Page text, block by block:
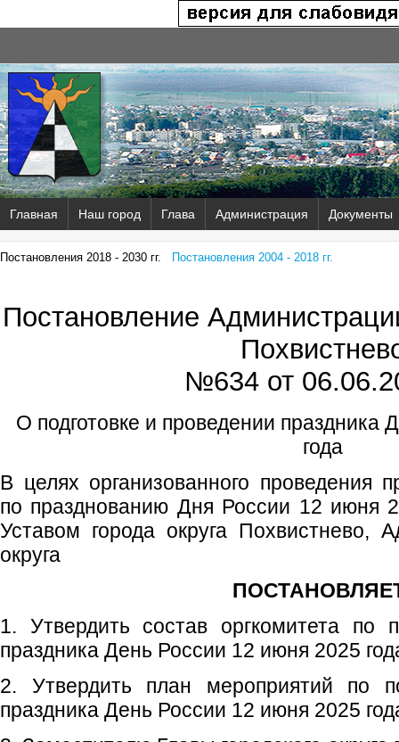
Главная Наш город Глава Администрация Документы
Постановления 2018 - 2030 гг. Постановления 2004 - 2018 гг.
Постановление
№634 от
О подготовке и проведении праздника
года
В целях организованного проведения
по празднованию Дня России 12 июня
Уставом города округа Похвистнево,
округа
1. Утвердить состав оргкомитета по
праздника День России 12 июня 2025
2. Утвердить план мероприятий по
праздника День России 12 июня 2025